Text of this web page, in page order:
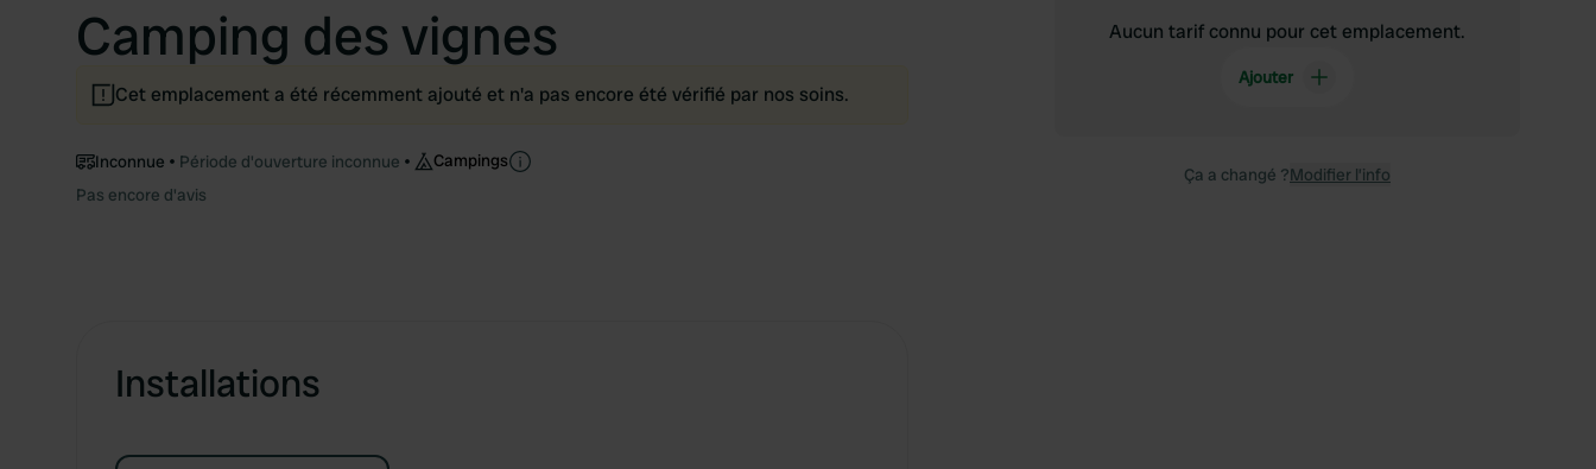
Camping des vignes
Cet emplacement a été récemment ajouté et n'a pas encore été vérifié par nos soins.
Inconnue Période d'ouverture inconnue
Campings
Pas encore d'avis
Installations
Aucun tarif connu pour cet emplacement.
Ajouter
Ça a changé ?Modifier l’info